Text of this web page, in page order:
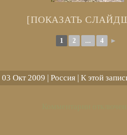
[ПОКАЗАТЬ
1 2 ... 4 ►
Окт 2009 | Россия| К этой